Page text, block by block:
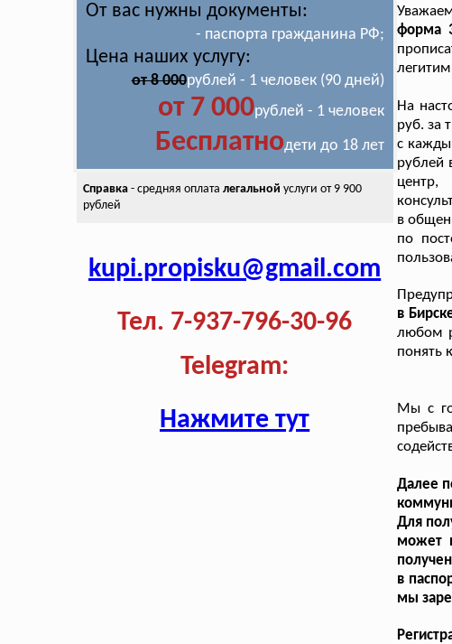
От вас нужны документы:
- паспорта гражданина РФ;
Цена наших услугу:
от 8 000рублей - 1 человек (90 дней)
от 7 000рублей - 1 человек
Бесплатнодети до 18 лет
Справка- средняя оплата легальной услуги от 9 900
рублей
kupi.propisku@gmail.com
Тел. 7-937-796-30-96
Telegram:
Нажмите тут
форма
На
руб. за
с
рублей
центр,
в
по
в
любом
понять
Мы с
Далее
Для
может
в
мы